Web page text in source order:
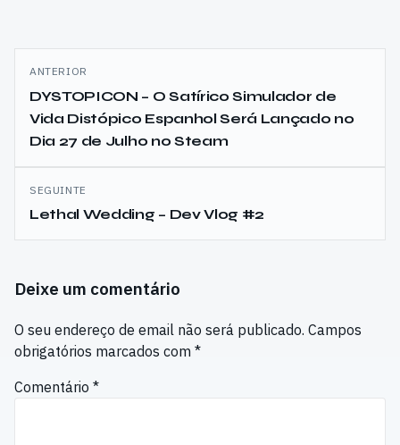
Navegação
de
artigos
ANTERIOR
DYSTOPICON – O Satírico Simulador de
Vida Distópico Espanhol Será Lançado no
Dia 27 de Julho no Steam
SEGUINTE
Lethal Wedding – Dev Vlog #2
Deixe um comentário
O seu endereço de email não será publicado. Campos
obrigatórios marcados com *
Comentário *